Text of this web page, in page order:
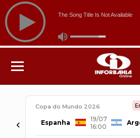
‹
Copa do Mundo 2026
Espanha
19/07
16:00